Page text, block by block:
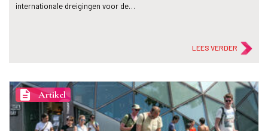
internationale dreigingen voor de…
LEES VERDER
description Artikel